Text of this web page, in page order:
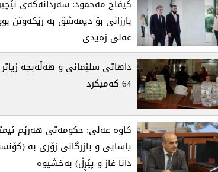
كیفاح مه‌حمود: سه‌ردانه‌كه‌ی
بارزانی بۆ دیمه‌شق به‌ رێكه‌وتن
عه‌لی زه‌یدی
داهاتی سلێمانی و هه‌ڵه‌بجه‌
64 كه‌میكرد
كاوه‌ عه‌لی‌: حكومه‌تی‌ هه‌رێم
یاسایی و بازرگانی زۆری به‌
دانا غاز و پێڕڵ) به‌خشیوه‌